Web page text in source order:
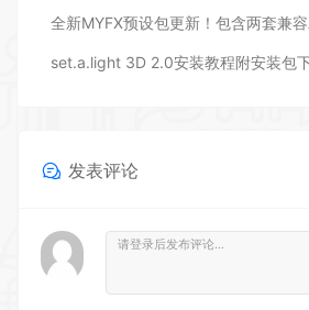
set.a.light 3D 2.0安装教程附安装包
发表评论